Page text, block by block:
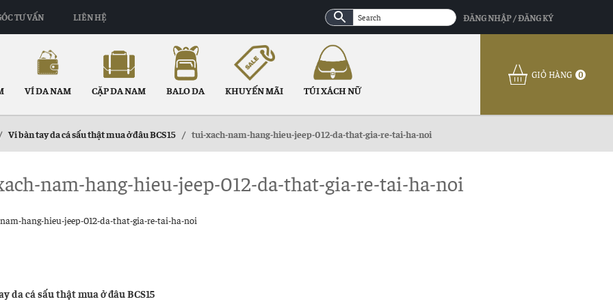
TƯ VẤN LIÊN HỆ ĐĂNG NHẬP / ĐĂNG KÝ
VÍ DA NAM CẶP DA NAM BALO DA KHUYẾN MÃI TÚI XÁCH NỮ
GIỎ HÀNG 0
/ Ví bàn tay da cá sấu thật mua ở đâu BCS15 / tui-xach-nam-hang-hieu-jeep-012-da-that-gia-re-tai-ha-noi
nam-hang-hieu-jeep-012-da-that-gia-re-tai-ha-noi
hang-hieu-jeep-012-da-that-gia-re-tai-ha-noi
da cá sấu thật mua ở đâu BCS15